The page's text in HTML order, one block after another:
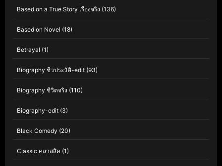
Based on a True Story เรื่องจริง (136)
Based on Novel (18)
Betrayal (1)
Biography ชีวประวัติ-edit (93)
Biography ชีวิตจริง (110)
Biography-edit (3)
Black Comedy (20)
Classic คลาสสิค (1)